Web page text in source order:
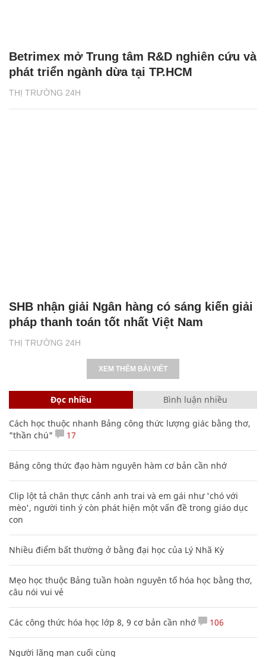
THỊ TRƯỜNG 24H
Betrimex mở Trung tâm R&D nghiên cứu và
phát triển ngành dừa tại TP.HCM
THỊ TRƯỜNG 24H
SHB nhận giải Ngân hàng có sáng kiến giải
pháp thanh toán tốt nhất Việt Nam
XEM THÊM BÀI VIẾT
Đọc nhiều Bình luận nhiều
Cách học thuộc nhanh Bảng công thức lượng giác bằng thơ,
"thần chú"
17
Bảng công thức đạo hàm nguyên hàm cơ bản cần nhớ
Clip lột tả chân thực cảnh anh trai và em gái như 'chó với
mèo', người tinh ý còn phát hiện một vấn đề trong giáo dục
con
Nhiều điểm bất thường ở bằng đại học của Lý Nhã Kỳ
Mẹo học thuộc Bảng tuần hoàn nguyên tố hóa học bằng thơ,
câu nói vui vẻ
Các công thức hóa học lớp 8, 9 cơ bản cần nhớ 106
Người lãng mạn cuối cùng